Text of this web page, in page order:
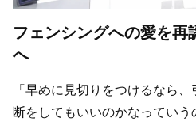
フェンシングへの愛を
へ
「早めに見切りをつけるなら
断をしてもいいのかなってい